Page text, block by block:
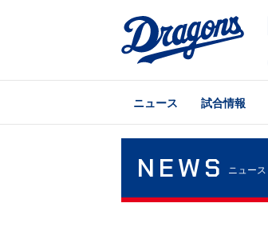
ニュース 試合情報
NEWS ニュース